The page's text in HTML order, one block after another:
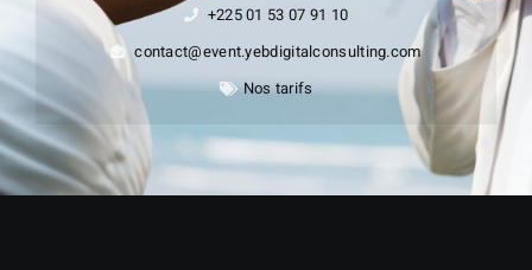
+225 01 53 07 91 10
contact@event.yebdigitalconsulting.com
Nos tarifs